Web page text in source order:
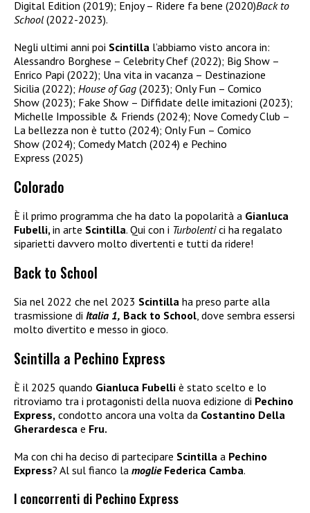
Digital Edition (2019); Enjoy – Ridere fa bene (2020)Back to
School (2022-2023).
Negli ultimi anni poi Scintilla l’abbiamo visto ancora in:
Alessandro Borghese – Celebrity Chef (2022); Big Show –
Enrico Papi (2022); Una vita in vacanza – Destinazione
Sicilia (2022); House of Gag (2023); Only Fun – Comico
Show (2023); Fake Show – Diffidate delle imitazioni (2023);
Michelle Impossible & Friends (2024); Nove Comedy Club –
La bellezza non è tutto (2024); Only Fun – Comico
Show (2024); Comedy Match (2024) e Pechino
Express (2025)
Colorado
È il primo programma che ha dato la popolarità a Gianluca
Fubelli, in arte Scintilla. Qui con i Turbolentici ha regalato
siparietti davvero molto divertenti e tutti da ridere!
Back to School
Sia nel 2022 che nel 2023 Scintilla ha preso parte alla
trasmissione di Italia 1, Back to School , dove sembra essersi
molto divertito e messo in gioco.
Scintilla a Pechino Express
È il 2025 quando Gianluca Fubelli è stato scelto e lo
ritroviamo tra i protagonisti della nuova edizione di Pechino
Express, condotto ancora una volta da Costantino Della
Gherardesca e Fru.
Ma con chi ha deciso di partecipare Scintilla a Pechino
Express? Al sul fianco la moglie Federica Camba.
I concorrenti di Pechino Express